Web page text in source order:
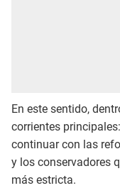
En este sentido,
corrientes
continuar con las
y los conservadores
más estricta.